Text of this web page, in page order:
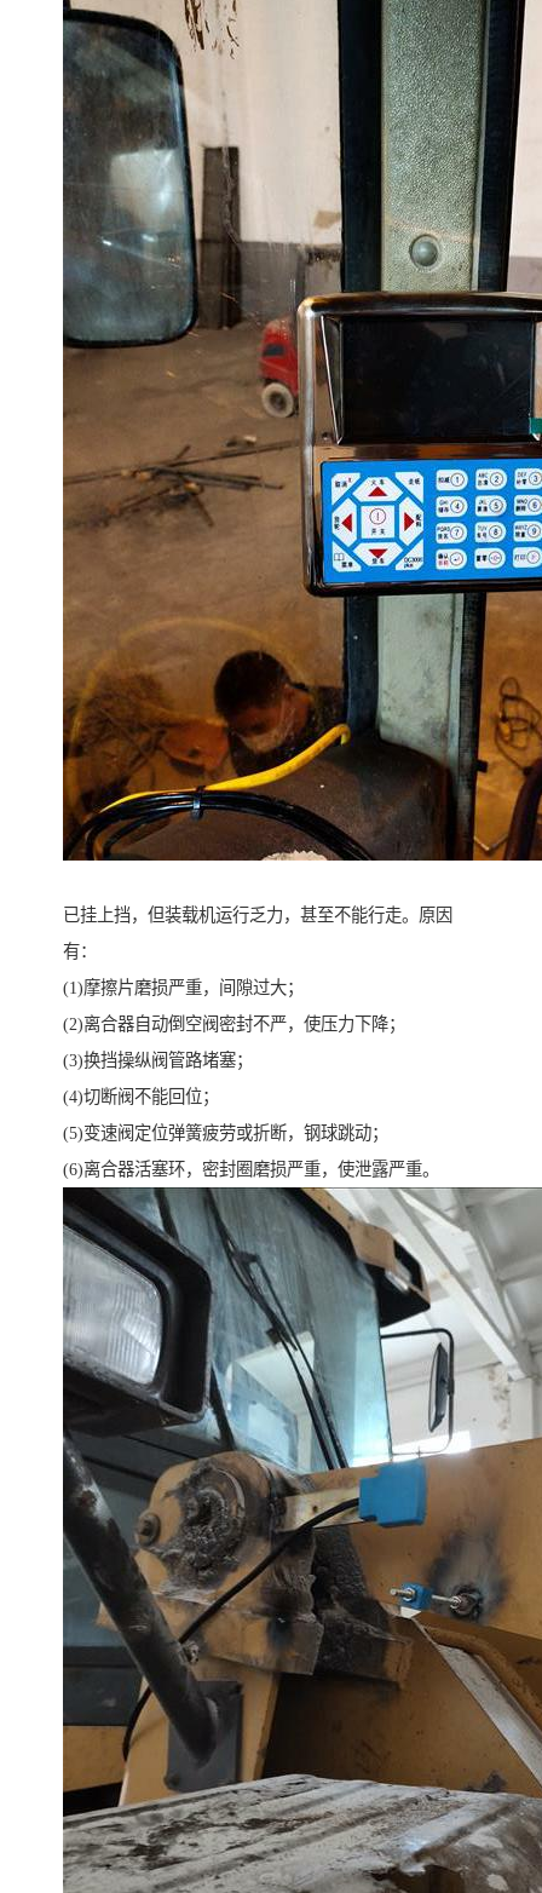
已挂上挡，但装载机运行乏力，甚至不能行走。原因
有：
(1)摩擦片磨损严重，间隙过大；
(2)离合器自动倒空阀密封不严，使压力下降；
(3)换挡操纵阀管路堵塞；
(4)切断阀不能回位；
(5)变速阀定位弹簧疲劳或折断，钢球跳动；
(6)离合器活塞环，密封圈磨损严重，使泄露严重。